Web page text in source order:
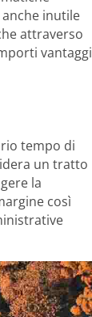
inutile
attraverso
vantaggi
tempo di
un tratto
la
così